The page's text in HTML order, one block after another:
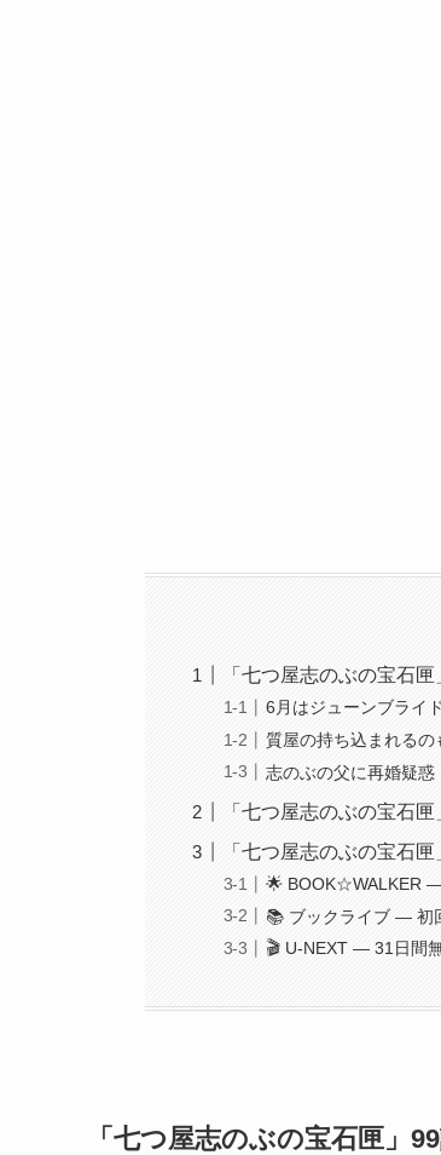
「七つ屋志のぶの宝石
6月はジューンブライド
質屋の持ち込まれるの
志のぶの父に再婚疑惑
「七つ屋志のぶの宝石
「七つ屋志のぶの宝石
🌟 BOOK☆WALKER
📚 ブックライブ — 初
🎬 U-NEXT — 31日間
「七つ屋志のぶの宝石匣」